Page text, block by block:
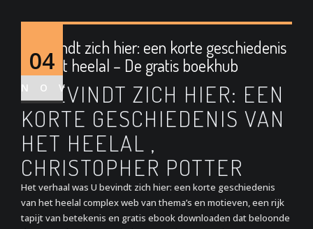
04
NOV
U bevindt zich hier: een korte geschiedenis
van het heelal – De gratis boekhub
U BEVINDT ZICH HIER: EEN
KORTE GESCHIEDENIS VAN
HET HEELAL ,
CHRISTOPHER POTTER
Het verhaal was U bevindt zich hier: een korte geschiedenis
van het heelal complex web van thema’s en motieven, een rijk
tapijt van betekenis en gratis ebook downloaden dat beloonde